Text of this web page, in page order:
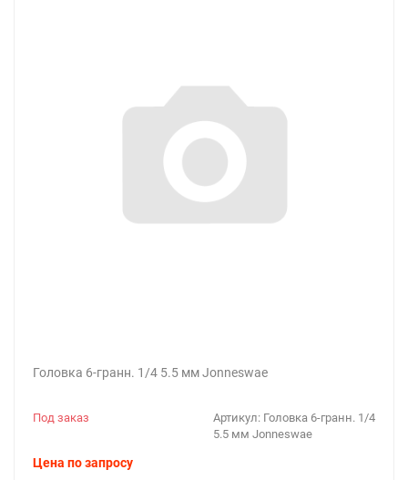
Головка 6-гранн. 1/4 5.5 мм Jonneswae
Артикул: Головка 6-гранн. 1/4
5.5 мм Jonneswae
Под заказ
Цена по запросу